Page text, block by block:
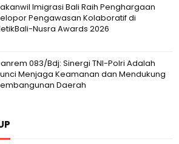
Imigrasi Bali Raih Penghargaan
Pengawasan Kolaboratif di
Nusra Awards 2026
083/Bdj: Sinergi TNI-Polri Adalah
Menjaga Keamanan dan Mendukung
Daerah